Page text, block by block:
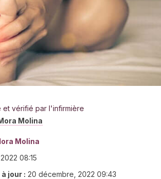
et vérifié par l'infirmière
Molina
Molina
08:15
jour : 20 décembre, 2022 09:43